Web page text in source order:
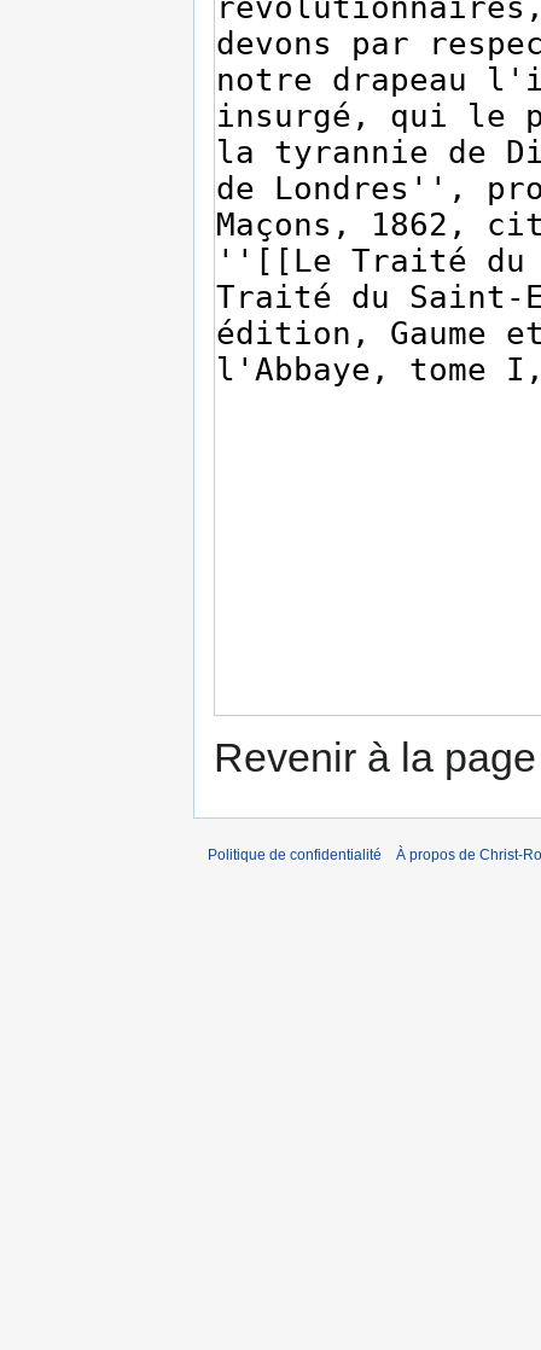
Revenir à la
Politique de confidentialité À propos de Christ-